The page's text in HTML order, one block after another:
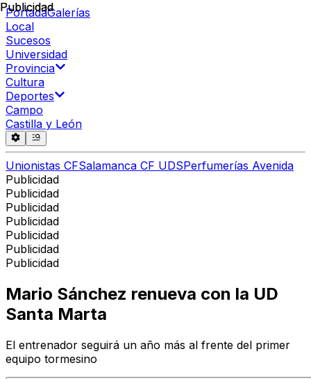
PortadaGalerías
Local
Sucesos
Universidad
Provincia
Cultura
Deportes
Campo
Castilla y León
Unionistas CFSalamanca CF UDSPerfumerías Avenida
Publicidad
Publicidad
Publicidad
Publicidad
Publicidad
Publicidad
Publicidad
Publicidad
Mario Sánchez renueva con la UD
Santa Marta
El entrenador seguirá un año más al frente del primer
equipo tormesino
Publicidad